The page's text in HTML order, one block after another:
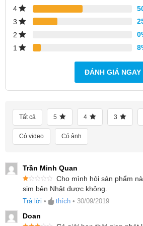
DUNG LƯỢNG PIN CAO
Thiết bị phát 4G/LTE của
lên tới 65 giờ. Sản phẩm là một
thiếu cho các bạn có nhu cầu
mọi lúc mọi nơi.
4
3
2
1
ĐÁNH GIÁ NGAY
Tất cả 5 4 3
Có video Có ảnh
Trần Minh Quan
Đ
ư
ợc
xế
hạ
n
Cho mình hỏi sản phẩm
sim bên Nhật được không.
Trả lời • thích • 30/09/2019
Doan